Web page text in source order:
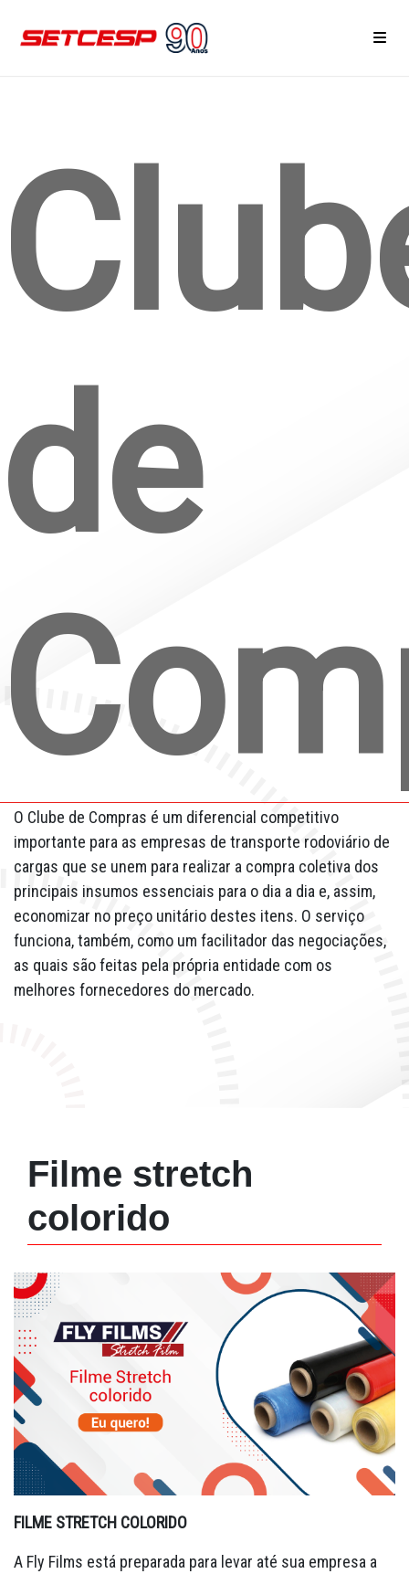
Notícias
Cursos
Quem Somos
Diretorias e Comissões
Associe-se
Prêmio de Sustentabilidade
de
O Clube de Compras é um diferencial competitivo
importante para as empresas de transporte rodoviário de
cargas que se unem para realizar a compra coletiva dos
principais insumos essenciais para o dia a dia e, assim,
economizar no preço unitário destes itens. O serviço
funciona, também, como um facilitador das negociações,
as quais são feitas pela própria entidade com os
melhores fornecedores do mercado.
Filme stretch
colorido
FILME STRETCH COLORIDO
A Fly Films está preparada para levar até sua empresa a